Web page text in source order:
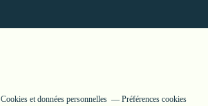
Cookies et données personnelles Préférences cookies